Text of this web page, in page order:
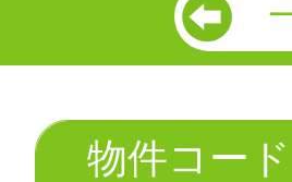
物件コード